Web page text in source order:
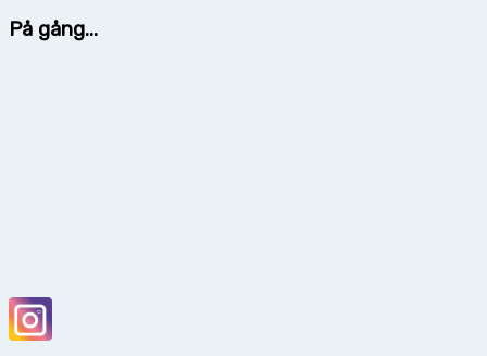
På gång...